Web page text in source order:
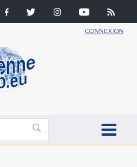
CONNEXION